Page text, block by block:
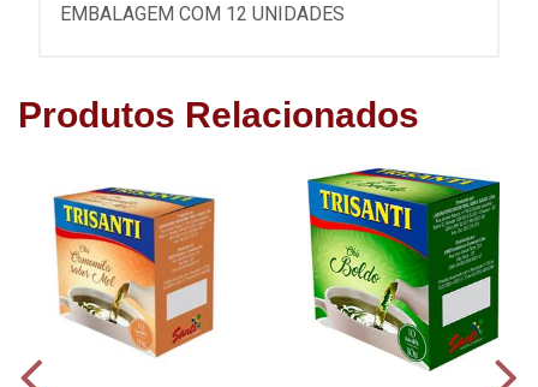
EMBALAGEM COM 12 UNIDADES
Produtos Relacionados